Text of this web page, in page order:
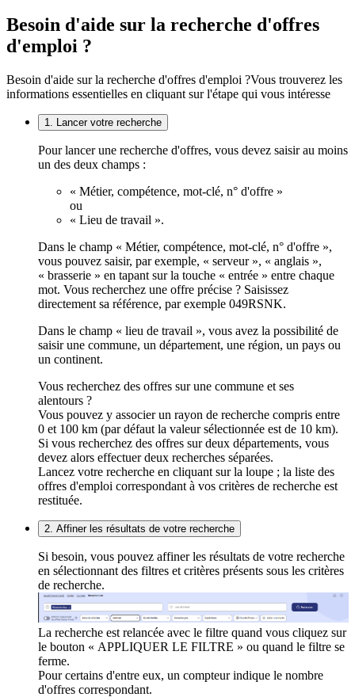
Besoin d'aide sur la recherche d'offres
d'emploi ?
Besoin d'aide sur la recherche d'offres d'emploi ?Vous trouverez les
informations essentielles en cliquant sur l'étape qui vous intéresse
1. Lancer votre recherche
Pour lancer une recherche d'offres, vous devez saisir au moins
un des deux champs :
« Métier, compétence, mot-clé, n° d'offre »
ou
« Lieu de travail ».
Dans le champ « Métier, compétence, mot-clé, n° d'offre »,
vous pouvez saisir, par exemple, « serveur », « anglais »,
« brasserie » en tapant sur la touche « entrée » entre chaque
mot. Vous recherchez une offre précise ? Saisissez
directement sa référence, par exemple 049RSNK.
Dans le champ « lieu de travail », vous avez la possibilité de
saisir une commune, un département, une région, un pays ou
un continent.
Vous recherchez des offres sur une commune et ses
alentours ?
Vous pouvez y associer un rayon de recherche compris entre
0 et 100 km (par défaut la valeur sélectionnée est de 10 km).
Si vous recherchez des offres sur deux départements, vous
devez alors effectuer deux recherches séparées.
Lancez votre recherche en cliquant sur la loupe ; la liste des
offres d'emploi correspondant à vos critères de recherche est
restituée.
2. Affiner les résultats de votre recherche
Si besoin, vous pouvez affiner les résultats de votre recherche
en sélectionnant des filtres et critères présents sous les critères
de recherche.
La recherche est relancée avec le filtre quand vous cliquez sur
le bouton « APPLIQUER LE FILTRE » ou quand le filtre se
ferme.
Pour certains d'entre eux, un compteur indique le nombre
d'offres correspondant.